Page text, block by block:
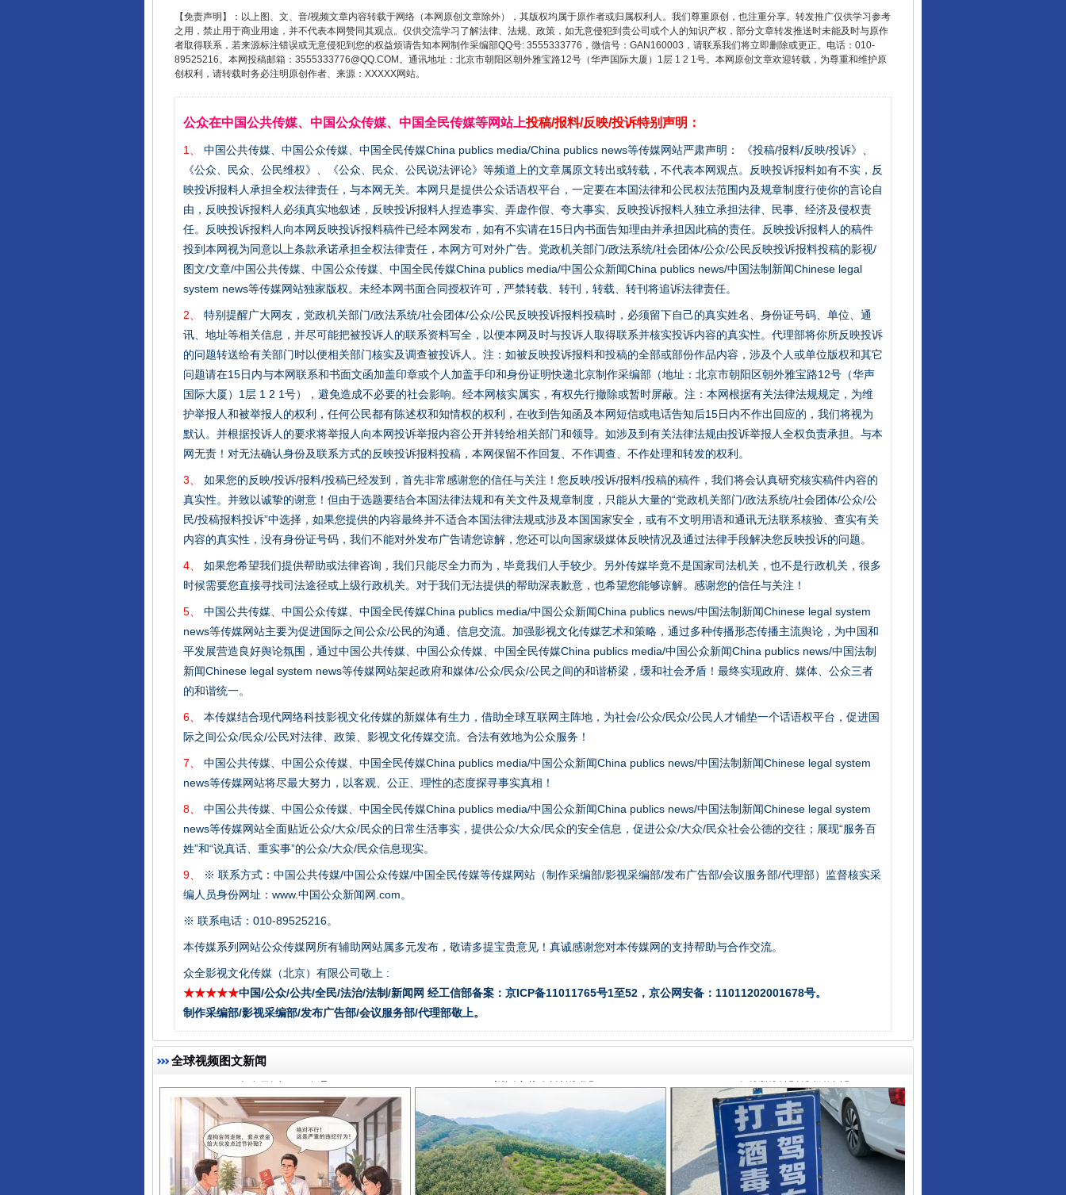
【免责声明】：以上图、文、音/视频文章内容转载于网络（本网原创文章除外），其版权均属于原作者或归属权利人。我们尊重原创，也注重分享。转发推广仅供学习参考
之用，禁止用于商业用途，并不代表本网赞同其观点。仅供交流学习了解法律、法规、政策，如无意侵犯到贵公司或个人的知识产权，部分文章转发推送时未能及时与原作
者取得联系，若来源标注错误或无意侵犯到您的权益烦请告知本网制作采编部QQ号: 3555333776，微信号：GAN160003，请联系我们将立即删除或更正。电话：010-
89525216。本网投稿邮箱：3555333776@QQ.COM。通讯地址：北京市朝阳区朝外雅宝路12号（华声国际大厦）1层 1 2 1号。本网原创文章欢迎转载，为尊重和维护原
创权利，请转载时务必注明原创作者、来源：XXXXX网站。
公众在中国公共传媒、中国公众传媒、中国全民传媒等网站上投稿/报料/反映/投诉特别声明：
1、
中国公共传媒、中国公众传媒、中国全民传媒China publics media/China publics news等传媒网站严肃声明： 《投稿/报料/反映/投诉》、
《公众、民众、公民维权》、《公众、民众、公民说法评论》等频道上的文章属原文转出或转载，不代表本网观点。反映投诉报料如有不实，反
映投诉报料人承担全权法律责任，与本网无关。本网只是提供公众话语权平台，一定要在本国法律和公民权法范围内及规章制度行使你的言论自
由，反映投诉报料人必须真实地叙述，反映投诉报料人捏造事实、弄虚作假、夸大事实、反映投诉报料人独立承担法律、民事、经济及侵权责
任。反映投诉报料人向本网反映投诉报料稿件已经本网发布，如有不实请在15日内书面告知理由并承担因此稿的责任。反映投诉报料人的稿件
投到本网视为同意以上条款承诺承担全权法律责任，本网方可对外广告。党政机关部门/政法系统/社会团体/公众/公民反映投诉报料投稿的影视/
图文/文章/中国公共传媒、中国公众传媒、中国全民传媒China publics media/中国公众新闻China publics news/中国法制新闻Chinese legal
system news等传媒网站独家版权。未经本网书面合同授权许可，严禁转载、转刊，转载、转刊将追诉法律责任。
2、
特别提醒广大网友，党政机关部门/政法系统/社会团体/公众/公民反映投诉报料投稿时，必须留下自己的真实姓名、身份证号码、单位、通
讯、地址等相关信息，并尽可能把被投诉人的联系资料写全，以便本网及时与投诉人取得联系并核实投诉内容的真实性。代理部将你所反映投诉
的问题转送给有关部门时以便相关部门核实及调查被投诉人。注：如被反映投诉报料和投稿的全部或部份作品内容，涉及个人或单位版权和其它
问题请在15日内与本网联系和书面文函加盖印章或个人加盖手印和身份证明快递北京制作采编部（地址：北京市朝阳区朝外雅宝路12号（华声
国际大厦）1层 1 2 1号），避免造成不必要的社会影响。经本网核实属实，有权先行撤除或暂时屏蔽。注：本网根据有关法律法规规定，为维
护举报人和被举报人的权利，任何公民都有陈述权和知情权的权利，在收到告知函及本网短信或电话告知后15日内不作出回应的，我们将视为
默认。并根据投诉人的要求将举报人向本网投诉举报内容公开并转给相关部门和领导。如涉及到有关法律法规由投诉举报人全权负责承担。与本
网无责！对无法确认身份及联系方式的反映投诉报料投稿，本网保留不作回复、不作调查、不作处理和转发的权利。
3、
如果您的反映/投诉/报料/投稿已经发到，首先非常感谢您的信任与关注！您反映/投诉/报料/投稿的稿件，我们将会认真研究核实稿件内容的
真实性。并致以诚挚的谢意！但由于选题要结合本国法律法规和有关文件及规章制度，只能从大量的“党政机关部门/政法系统/社会团体/公众/公
民/投稿报料投诉”中选择，如果您提供的内容最终并不适合本国法律法规或涉及本国国家安全，或有不文明用语和通讯无法联系核验、查实有关
内容的真实性，没有身份证号码，我们不能对外发布广告请您谅解，您还可以向国家级媒体反映情况及通过法律手段解决您反映投诉的问题。
4、
如果您希望我们提供帮助或法律咨询，我们只能尽全力而为，毕竟我们人手较少。另外传媒毕竟不是国家司法机关，也不是行政机关，很多
时候需要您直接寻找司法途径或上级行政机关。对于我们无法提供的帮助深表歉意，也希望您能够谅解。感谢您的信任与关注！
5、
中国公共传媒、中国公众传媒、中国全民传媒China publics media/中国公众新闻China publics news/中国法制新闻Chinese legal system
news等传媒网站主要为促进国际之间公众/公民的沟通、信息交流。加强影视文化传媒艺术和策略，通过多种传播形态传播主流舆论，为中国和
平发展营造良好舆论氛围，通过中国公共传媒、中国公众传媒、中国全民传媒China publics media/中国公众新闻China publics news/中国法制
新闻Chinese legal system news等传媒网站架起政府和媒体/公众/民众/公民之间的和谐桥梁，缓和社会矛盾！最终实现政府、媒体、公众三者
的和谐统一。
6、
本传媒结合现代网络科技影视文化传媒的新媒体有生力，借助全球互联网主阵地，为社会/公众/民众/公民人才铺垫一个话语权平台，促进国
际之间公众/民众/公民对法律、政策、影视文化传媒交流。合法有效地为公众服务！
7、
中国公共传媒、中国公众传媒、中国全民传媒China publics media/中国公众新闻China publics news/中国法制新闻Chinese legal system
news等传媒网站将尽最大努力，以客观、公正、理性的态度探寻事实真相！
8、
中国公共传媒、中国公众传媒、中国全民传媒China publics media/中国公众新闻China publics news/中国法制新闻Chinese legal system
news等传媒网站全面贴近公众/大众/民众的日常生活事实，提供公众/大众/民众的安全信息，促进公众/大众/民众社会公德的交往；展现“服务百
姓”和“说真话、重实事”的公众/大众/民众信息现实。
9、
※ 联系方式：中国公共传媒/中国公众传媒/中国全民传媒等传媒网站（制作采编部/影视采编部/发布广告部/会议服务部/代理部）监督核实采
编人员身份网址：www.中国公众新闻网.com。
※ 联系电话：010-89525216。
本传媒系列网站公众传媒网所有辅助网站属多元发布，敬请多提宝贵意见！真诚感谢您对本传媒网的支持帮助与合作交流。
众全影视文化传媒（北京）有限公司敬上 :
★★★★★中国/公众/公共/全民/法治/法制/新闻网 经工信部备案：京ICP备11011765号1至52，京公网安备：11011202001678号。
制作采编部/影视采编部/发布广告部/会议服务部/代理部敬上。
全球视频图文新闻
完善运行机制助力责任有效落实 一纸欠条伤亲情 巡回调解促和解.. 行业协会接连发公告
东山县通报“牛蛙产品抗生素超标问题” 法徽映军营 权益有保障 让核能赋能千行百业
千年窑火 生生不息
揭开“小金库”的免责幌子 以产业富民促振兴 酒驾未被当场查获能处罚吗